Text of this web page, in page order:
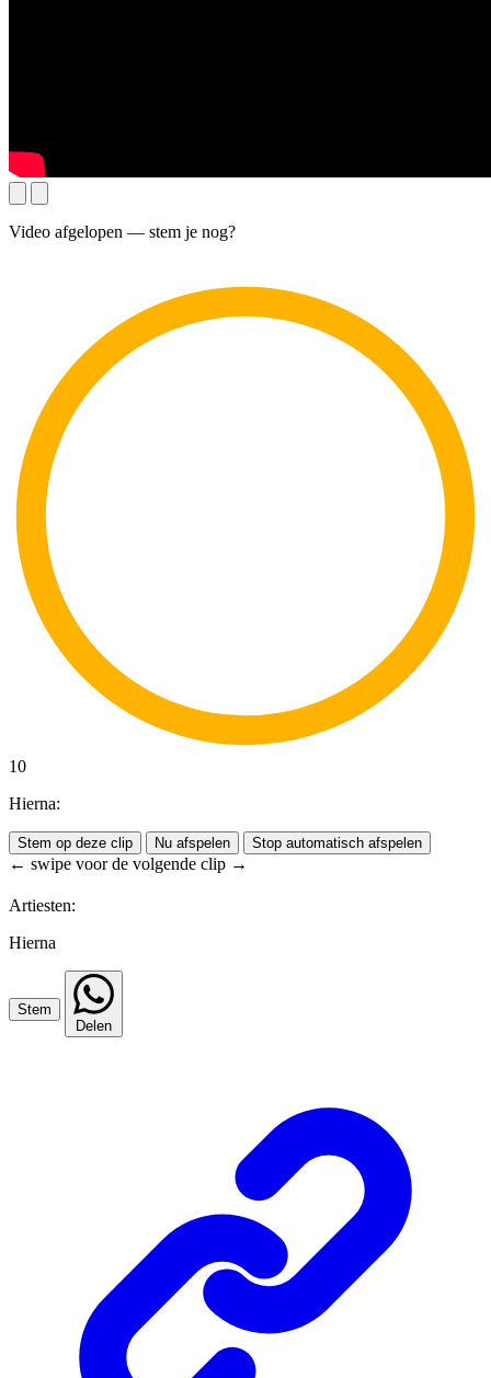
Video afgelopen — stem je nog?
10
Hierna:
Stem op deze clip Nu afspelen Stop automatisch afspelen
← swipe voor de volgende clip →
Artiesten:
Hierna
Stem
Delen